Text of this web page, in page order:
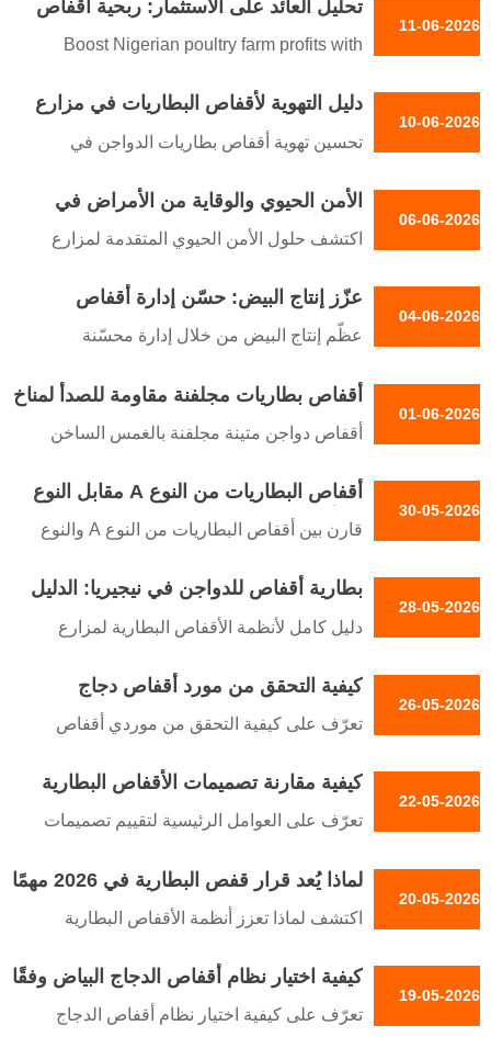
من المصنع، وتخطيطات محسّنة، ومعدات
متينة من مجموعة Taiyu.
+8618830120193
11-06-2026
تحليل العائد على الاستثمار: ربحية أقفاص
البطاريات للدواجن في نيجيريا
Boost Nigerian poultry farm profits with
Reduce feed waste, maximize space, and
lower labor costs with Taiyu Group's
Reception /WhatsApp NO. :
10-06-2026
دليل التهوية لأقفاص البطاريات في مزارع
الدواجن في نيجيريا
تحسين تهوية أقفاص بطاريات الدواجن في
والتحكم في الأمونيا وتصاميم تدفق الهواء
المتدرج. تواصل مع Taiyu Group للحصول على
Reception /WhatsApp NO. :
+8618830120193
06-06-2026
الأمن الحيوي والوقاية من الأمراض في
نظام أقفاص بطاريات الدواجن
اكتشف حلول الأمن الحيوي المتقدمة لمزارع
TAIYU. امنع الأمراض, وقلل النفوق وعزز إنتاج
البيض بتصاميم هندسية.
+8618830120193
04-06-2026
عزّز إنتاج البيض: حسّن إدارة أقفاص
البطاريات للدجاج البياض
عظّم إنتاج البيض من خلال إدارة محسّنة
استراتيجيات التغذية الآلية, والتحكم في المناخ
وتقليل الأمونيا من خبراء الدواجن لدى TAIYU.
+8618830120193
01-06-2026
أقفاص بطاريات مجلفنة مقاومة للصدأ لمناخ
نيجيريا
أقفاص دواجن متينة مجلفنة بالغمس الساخن
15+ سنة, مقاومة للتآكل, محسّنة لعنابر تضم
45,000 دجاجة بيّاضة. احصل على حلول
الاستقبال /رقم WhatsApp :
30-05-2026
أقفاص البطاريات من النوع A مقابل النوع
H: أيهما يهيمن على سوق نيجيريا؟
قارن بين أقفاص البطاريات من النوع A والنوع
الأمثل للأقفاص لتخفيف الإجهاد الحراري,
وكفاءة المساحة & عائد الاستثمار. اتصل
الاستقبال /رقم WhatsApp :
28-05-2026
بطارية أقفاص للدواجن في نيجيريا: الدليل
الشامل
دليل كامل لأنظمة الأقفاص البطارية لمزارع
والنوع H، واحصل على نصائح لتحسين
المساحة، واطلب قوائم الأسعار المباشرة من
Reception /WhatsApp NO. :
26-05-2026
كيفية التحقق من مورد أقفاص دجاج
التسمين المباشر من المصنع
تعرّف على كيفية التحقق من موردي أقفاص
احصل على إرشادات خبراء بشأن إنشاء مزارع
الدواجن، واختيار المعدات، والحلول المصممة
رقم الاستقبال /WhatsApp :
22-05-2026
كيفية مقارنة تصميمات الأقفاص البطارية
قبل التركيب
تعرّف على العوامل الرئيسية لتقييم تصميمات
المواد، تحسين المساحة، والتحكم في الأمونيا.
احصل على إرشادات الخبراء من TAIYU
Reception /WhatsApp NO. :
20-05-2026
لماذا يُعد قرار قفص البطارية في 2026 مهمًا
لمستثمري الدواجن
اكتشف لماذا تعزز أنظمة الأقفاص البطارية
بنسبة 30-50%، والتغذية الآلية، ومتانة تدوم
لأكثر من 25 عامًا. احصل على حلول خبراء من
19-05-2026
كيفية اختيار نظام أقفاص الدجاج البياض وفقًا
لحجم المزرعة وأهداف الإنتاج
تعرّف على كيفية اختيار نظام أقفاص الدجاج